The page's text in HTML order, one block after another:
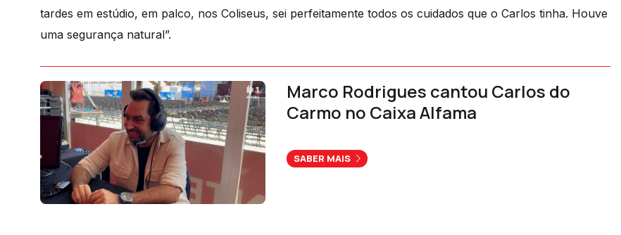
tardes em estúdio, em palco, nos Coliseus, sei perfeitamente todos os cuidados que o Carlos tinha. Houve
uma segurança natural”.
Marco Rodrigues cantou Carlos do
Carmo no Caixa Alfama
SABER MAIS